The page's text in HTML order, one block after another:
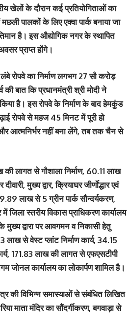
खेलों के दौरान कई प्रतियोगिताओं का
पालकों के लिए एक्वा पार्क बनाया जा
है। इस औद्योगिक नगर के स्थापित
प्राप्त होंगे।
रोपवे का निर्माण लगभग 27 सौ करोड़
बात कि प्रधानमंत्री श्री मोदी ने
है। इस रोपवे के निर्माण के बाद हेमकुंड
रोपवे से महज 45 मिनट में पूरी हो
आत्मनिर्भर नहीं बना लेंगे, तब तक चैन से
लागत से गौशाला निर्माण, 60.11 लाख
मुख्य द्वार, क्रियाघर जीर्णाेद्धार एवं
लाख से 5 ग्रीन पार्क सौन्दर्यकरण,
स्तरीय विकास प्राधिकरण कार्यालय
मुख्य द्वारा पर आवगमन व निकासी हेतु
लाख से वेस्ट प्लांट निर्माण कार्य, 34.15
171.83 लाख की लागत से एफएसटीपी
जोनल कार्यालय का लोकार्पण शामिल है।
की विभिन्न समास्याओं से संबंधित लिखित
माता मंदिर का सौंदर्गीकरण, बगवाड़ा से